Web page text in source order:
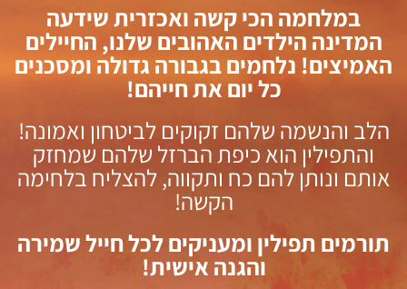
במלחמה הכי קשה ואכזרית שידעה
המדינה הילדים האהובים שלנו, החיילים
האמיצים! נלחמים בגבורה גדולה ומסכנים
כל יום את חייהם!
הלב והנשמה שלהם זקוקים לביטחון ואמונה!
והתפילין הוא כיפת הברזל שלהם שמחזק
אותם ונותן להם כח ותקווה, להצליח בלחימה
הקשה!
תורמים תפילין ומעניקים לכל חייל שמירה
והגנה אישית!